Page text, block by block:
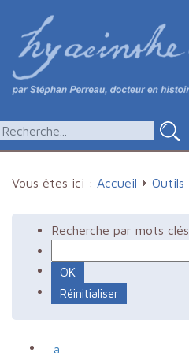
Vous êtes ici : Accueil Outils
Recherche par mots clés
a